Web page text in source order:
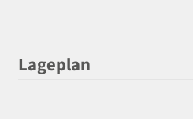
Lageplan